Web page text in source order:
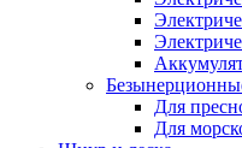
Для
Для